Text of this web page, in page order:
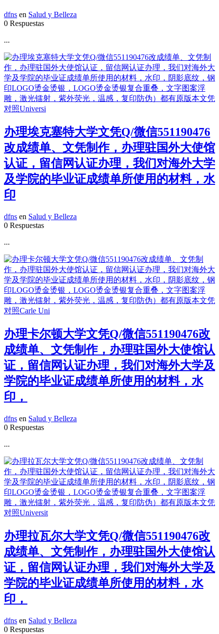
dfns en Salud y Belleza
0 Respuestas
...
办理埃克塞特大学文凭Q/微信551190476
改成绩单、文凭制作，办理驻国外大使馆
认证，留信网认证办理，我们对海外大学
及学院的毕业证成绩单所使用的材料，水
印
dfns en Salud y Belleza
0 Respuestas
...
办理卡尔顿大学文凭Q/微信551190476改
成绩单、文凭制作，办理驻国外大使馆认
证，留信网认证办理，我们对海外大学及
学院的毕业证成绩单所使用的材料，水
印，
dfns en Salud y Belleza
0 Respuestas
...
办理拉瓦尔大学文凭Q/微信551190476改
成绩单、文凭制作，办理驻国外大使馆认
证，留信网认证办理，我们对海外大学及
学院的毕业证成绩单所使用的材料，水
印，
dfns en Salud y Belleza
0 Respuestas